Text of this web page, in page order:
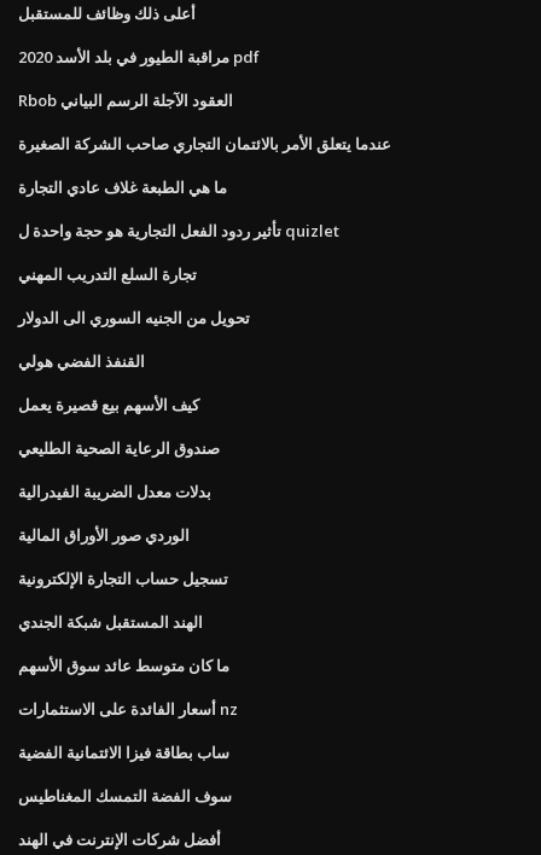
أعلى ذلك وظائف للمستقبل
مراقبة الطيور في بلد الأسد 2020 pdf
Rbob العقود الآجلة الرسم البياني
عندما يتعلق الأمر بالائتمان التجاري صاحب الشركة الصغيرة
ما هي الطبعة غلاف عادي التجارة
تأثير ردود الفعل التجارية هو حجة واحدة ل quizlet
تجارة السلع التدريب المهني
تحويل من الجنيه السوري الى الدولار
القنفذ الفضي هولي
كيف الأسهم بيع قصيرة يعمل
صندوق الرعاية الصحية الطليعي
بدلات معدل الضريبة الفيدرالية
الوردي صور الأوراق المالية
تسجيل حساب التجارة الإلكترونية
الهند المستقبل شبكة الجندي
ما كان متوسط ​​عائد سوق الأسهم
أسعار الفائدة على الاستثمارات nz
ساب بطاقة فيزا الائتمانية الفضية
سوف الفضة التمسك المغناطيس
أفضل شركات الإنترنت في الهند